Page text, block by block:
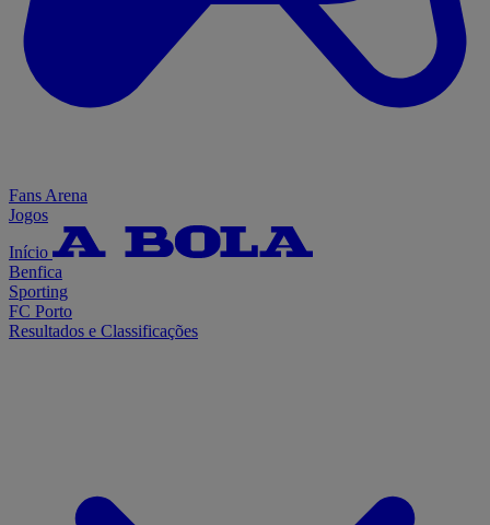
Fans Arena
Jogos
Início
Benfica
Sporting
FC Porto
Resultados e Classificações